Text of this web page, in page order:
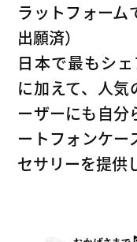
ラットフォーム
出願済）
日本で最もシ
に加えて、人
ーザーにも自分
ートフォンケー
セサリーを提供